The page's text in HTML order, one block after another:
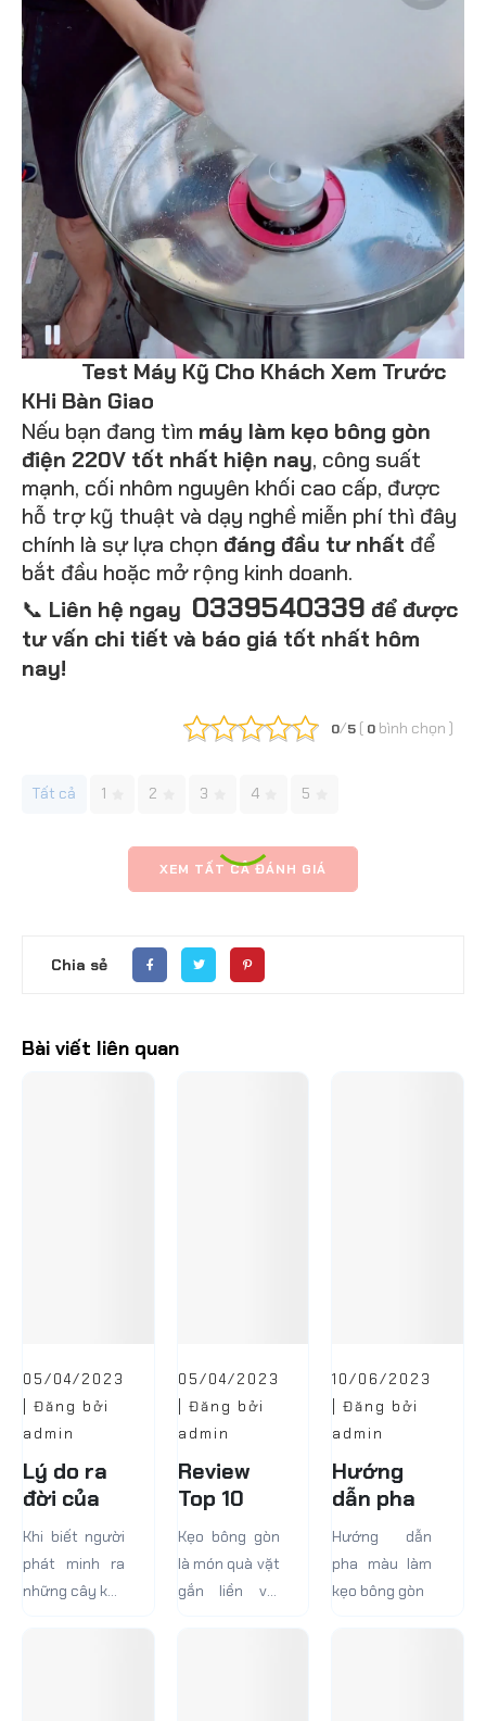
Test Máy Kỹ Cho Khách Xem Trước
KHi Bàn Giao
Nếu bạn đang tìm máy làm kẹo bông gòn
điện 220V tốt nhất hiện nay, công suất
mạnh, cối nhôm nguyên khối cao cấp, được
hỗ trợ kỹ thuật và dạy nghề miễn phí thì đây
chính là sự lựa chọn đáng đầu tư nhất để
bắt đầu hoặc mở rộng kinh doanh.
📞 Liên hệ ngay 0339540339 để được
tư vấn chi tiết và báo giá tốt nhất hôm
nay!
0/5 ( 0 bình chọn )
Tất cả 1 2 3 4 5
XEM TẤT CẢ ĐÁNH GIÁ
Chia sẻ
Bài viết liên quan
05/04/2023
| Đăng bởi
admin
Lý do ra
đời của
kẹo bông
gòn
Khi biết người
phát minh ra
những cây kẹo
05/04/2023
| Đăng bởi
admin
Review
Top 10
Máy Làm
Kẹo Bông
Gòn Tiện
Lợi Dành
Kẹo bông gòn
là món quà vặt
gắn liền với
10/06/2023
| Đăng bởi
admin
Hướng
dẫn pha
màu làm
kẹo bông
gòn
Hướng dẫn
pha màu làm
kẹo bông gòn